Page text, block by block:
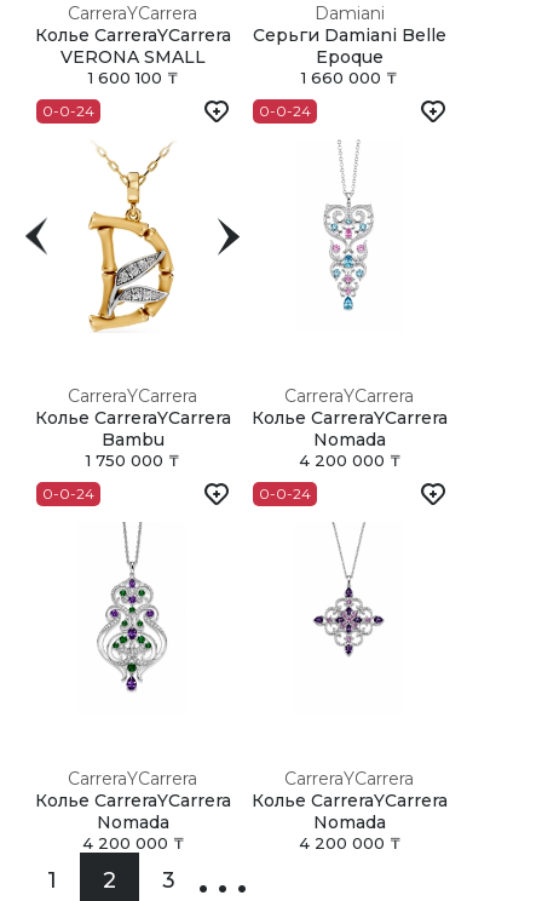
CarreraYCarrera
Колье CarreraYCarrera
VERONA SMALL
1 600 100 ₸
Damiani
Серьги Damiani Belle
Epoque
1 660 000 ₸
0-0-24
CarreraYCarrera
Колье CarreraYCarrera
Bambu
1 750 000 ₸
0-0-24
CarreraYCarrera
Колье CarreraYCarrera
Nomada
4 200 000 ₸
0-0-24
CarreraYCarrera
Колье CarreraYCarrera
Nomada
4 200 000 ₸
0-0-24
CarreraYCarrera
Колье CarreraYCarrera
Nomada
4 200 000 ₸
1 2 3